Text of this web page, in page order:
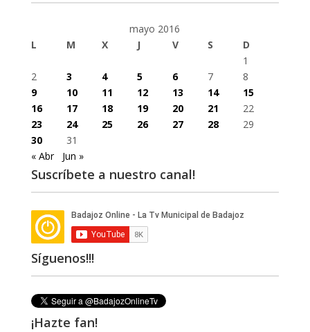
mayo 2016
L
M X J V S
D
1
2
3 4 5 6 7
8
9
10 11 12 13 14
15
16
17 18 19 20 21
22
23
24 25 26 27 28
29
30
31
« Abr
Jun »
Suscríbete a nuestro canal!
Síguenos!!!
¡Hazte fan!